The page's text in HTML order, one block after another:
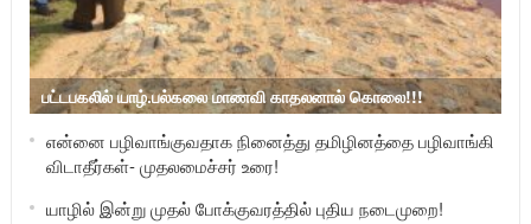
பட்டபகலில் யாழ்.பல்கலை மாணவி காதலனால் கொலை!!!
என்னை பழிவாங்குவதாக நினைத்து தமிழினத்தை பழிவாங்கி
விடாதீர்கள்- முதலமைச்சர் உரை!
யாழில் இன்று முதல் போக்குவரத்தில் புதிய நடைமுறை!